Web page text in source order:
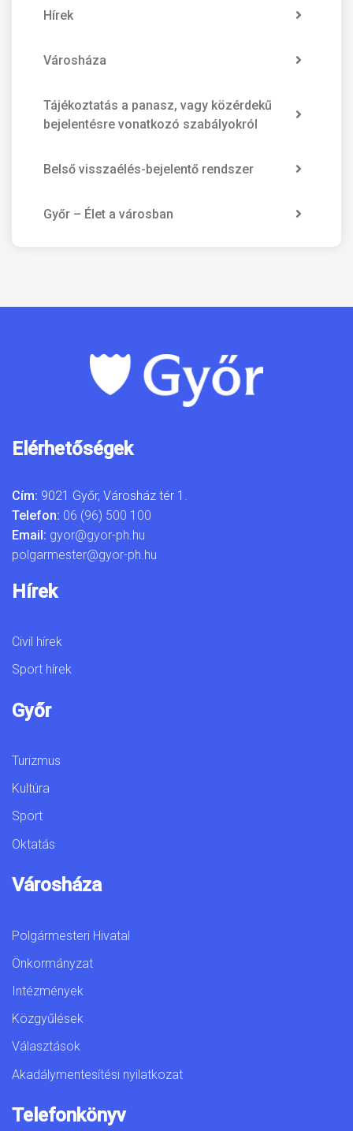
Hírek
Városháza
Tájékoztatás a panasz, vagy közérdekű
bejelentésre vonatkozó szabályokról
Belső visszaélés-bejelentő rendszer
Győr – Élet a városban
Elérhetőségek
Cím: 9021 Győr, Városház tér 1.
Telefon: 06 (96) 500 100
Email: gyor@gyor-ph.hu
polgarmester@gyor-ph.hu
Hírek
Civil hírek
Sport hírek
Győr
Turizmus
Kultúra
Sport
Oktatás
Városháza
Polgármesteri Hivatal
Önkormányzat
Intézmények
Közgyűlések
Választások
Akadálymentesítési nyilatkozat
Telefonkönyv